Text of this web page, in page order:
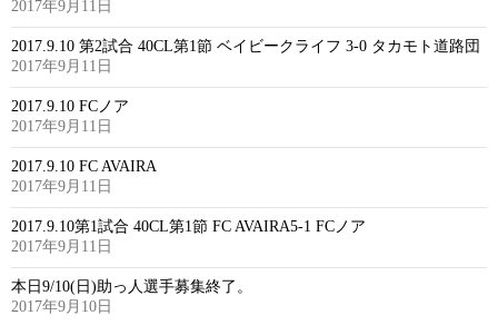
2017年9月11日
2017.9.10 第2試合 40CL第1節 ベイビークライフ 3-0 タカモト道路団
2017年9月11日
2017.9.10 FCノア
2017年9月11日
2017.9.10 FC AVAIRA
2017年9月11日
2017.9.10第1試合 40CL第1節 FC AVAIRA5-1 FCノア
2017年9月11日
本日9/10(日)助っ人選手募集終了。
2017年9月10日